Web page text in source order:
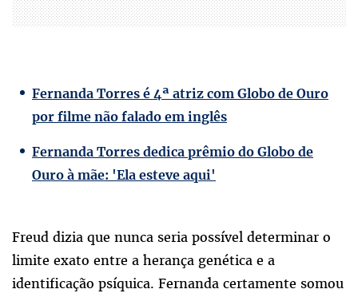
Fernanda Torres é 4ª atriz com Globo de Ouro
por filme não falado em inglês
Fernanda Torres dedica prêmio do Globo de
Ouro à mãe: 'Ela esteve aqui'
Freud dizia que nunca seria possível determinar o
limite exato entre a herança genética e a
identificação psíquica. Fernanda certamente somou